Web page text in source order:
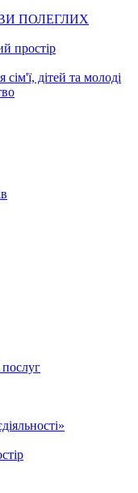
ПОЛЕГЛИХ
простір
дітей та молоді